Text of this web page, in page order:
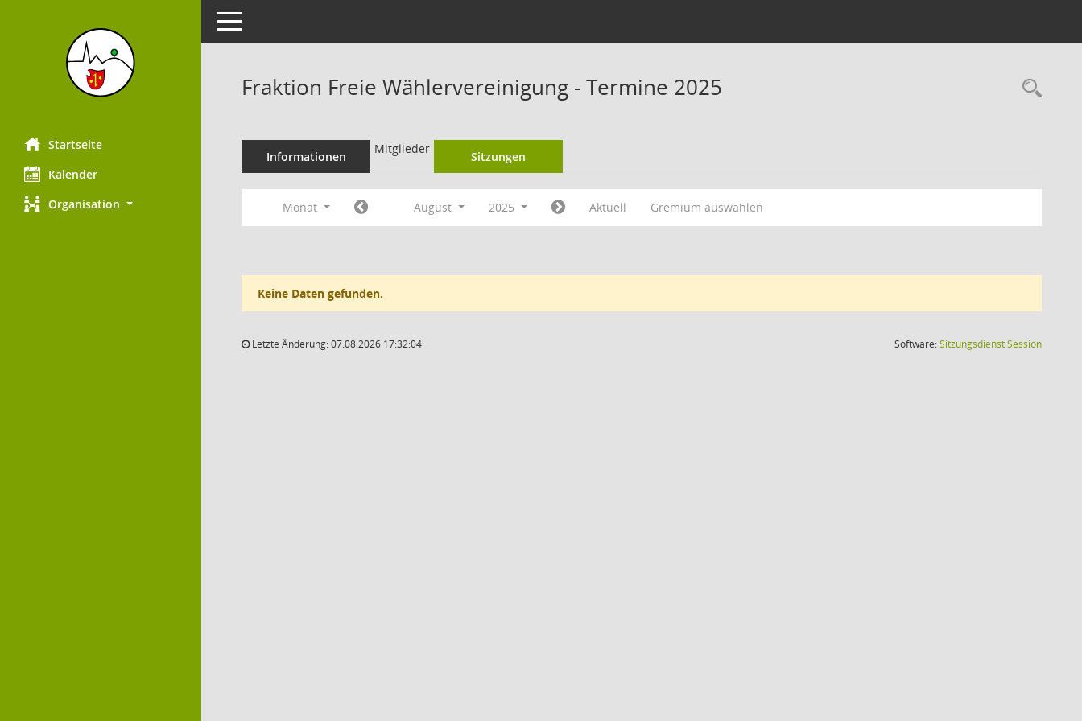
Startseite
Kalender
Organisation
Toggle navigation
Fraktion Freie Wählervereinigung - Termine 2025
Informationen
Mitglieder
Sitzungen
Monat August 2025 Aktuell Gremium auswählen
Keine Daten gefunden.
Letzte Änderung: 07.08.2026 17:32:04 Software:SitzungsdienstSession(Wird in